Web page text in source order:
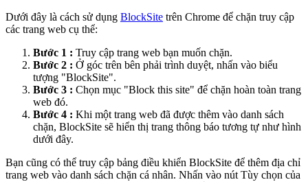
Dưới đây là cách sử dụng BlockSite trên Chrome để chặn truy cập
các trang web cụ thể:
Bước 1 : Truy cập trang web bạn muốn chặn.
Bước 2 : Ở góc trên bên phải trình duyệt, nhấn vào biểu
tượng "BlockSite".
Bước 3 : Chọn mục "Block this site" để chặn hoàn toàn trang
web đó.
Bước 4 : Khi một trang web đã được thêm vào danh sách
chặn, BlockSite sẽ hiển thị trang thông báo tương tự như hình
dưới đây.
Bạn cũng có thể truy cập bảng điều khiển BlockSite để thêm địa chỉ
trang web vào danh sách chặn cá nhân. Nhấn vào nút Tùy chọn của